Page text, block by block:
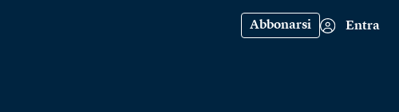
Abbonarsi Entra